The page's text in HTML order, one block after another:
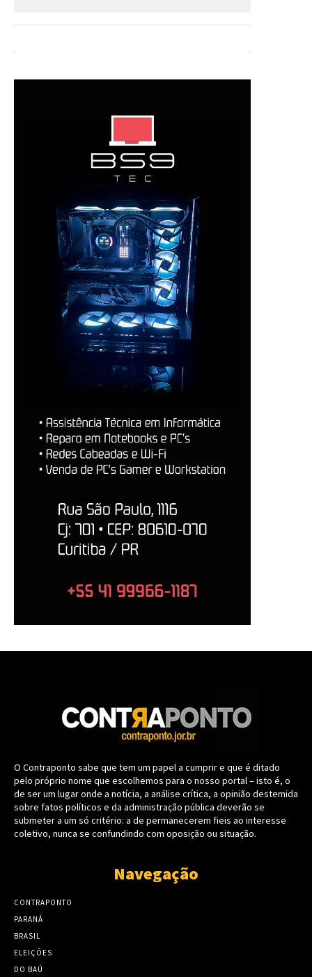
O Contraponto sabe que tem um papel a cumprir e que é ditado
pelo próprio nome que escolhemos para o nosso portal – isto é, o
de ser um lugar onde a notícia, a análise crítica, a opinião destemida
sobre fatos políticos e da administração pública deverão se
submeter a um só critério: a de permanecerem fieis ao interesse
coletivo, nunca se confundindo com oposição ou situação.
Navegação
CONTRAPONTO
PARANÁ
BRASIL
ELEIÇÕES
DO BAÚ